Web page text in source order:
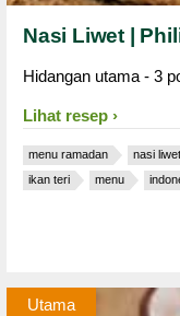
Nasi Liwet |
Hidangan utama - 3
Lihat resep
menu ramadan nasi liwet
ikan teri
menu
Utama